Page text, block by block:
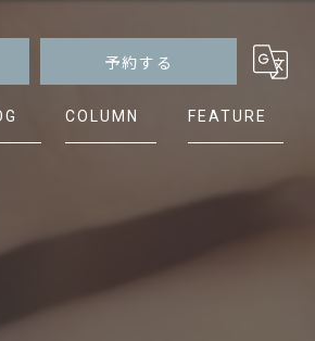
予約する
COLUMN FEATURE
マグネット